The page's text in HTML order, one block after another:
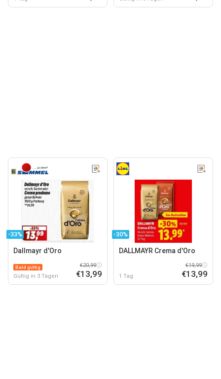
-33%
Dallmayr d'Oro
Bald gültig
Gültig in 3 Tagen
€20,99
€13,99
-30%
DALLMAYR Crema d'Oro
1 Tag
€19,99
€13,99